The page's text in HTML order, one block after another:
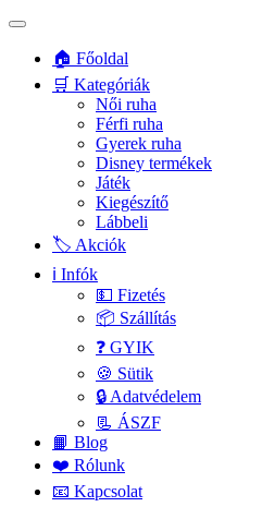
🏠 Főoldal
🛒 Kategóriák
Női ruha
Férfi ruha
Gyerek ruha
Disney termékek
Játék
Kiegészítő
Lábbeli
🏷️ Akciók
ℹ️ Infók
💵 Fizetés
📦 Szállítás
❓ GYIK
🍪 Sütik
🔒 Adatvédelem
📃 ÁSZF
📙 Blog
❤️ Rólunk
📧 Kapcsolat